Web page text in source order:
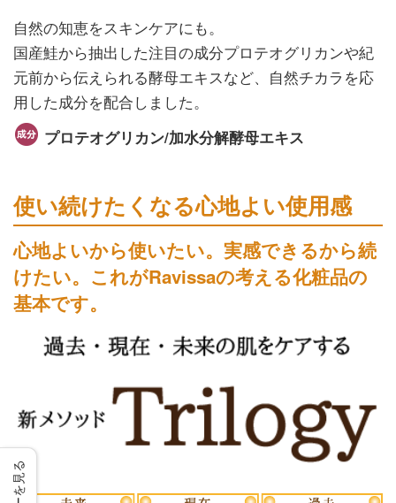
自然の知恵をスキンケアにも。
国産鮭から抽出した注目の成分プロテオグリカンや紀
元前から伝えられる酵母エキスなど、自然チカラを応
用した成分を配合しました。
プロテオグリカン/加水分解酵母エキス
使い続けたくなる心地よい使用感
心地よいから使いたい。実感できるから続
けたい。これがRavissaの考える化粧品の
基本です。